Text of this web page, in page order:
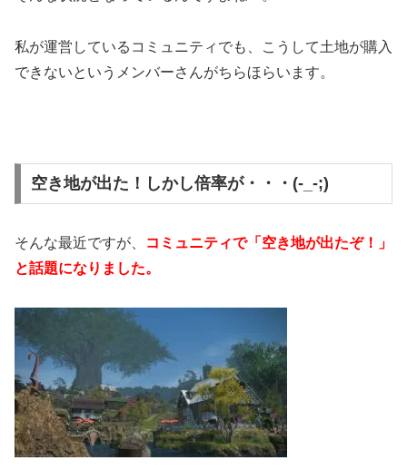
私が運営しているコミュニティでも、こうして土地が購入
できないというメンバーさんがちらほらいます。
空き地が出た！しかし倍率が・・・(-_-;)
そんな最近ですが、
コミュニティで「空き地が出たぞ！」
と話題になりました。